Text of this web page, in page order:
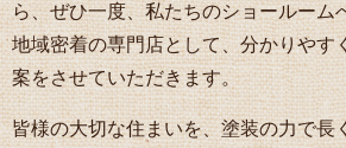
ら、ぜひ一度、私たちのショールーム
地域密着の専門店として、分かりやす
案をさせていただきます。
皆様の大切な住まいを、塗装の力で長